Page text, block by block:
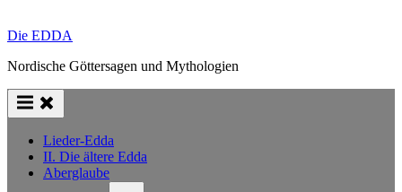
Die EDDA
Nordische Göttersagen und Mythologien
Lieder-Edda
II. Die ältere Edda
Aberglaube